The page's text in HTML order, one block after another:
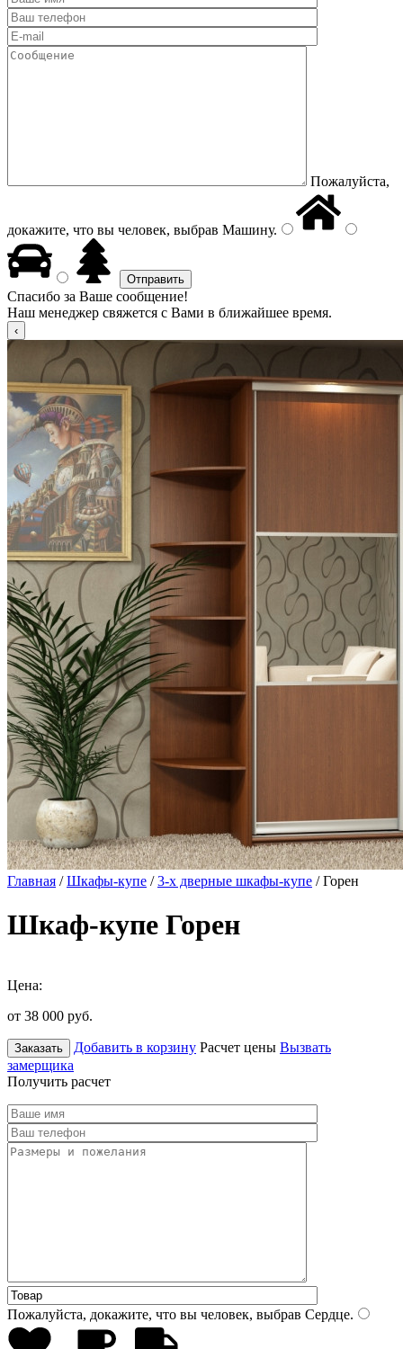
Пожалуйста,
докажите, что вы человек, выбрав Машину.
Спасибо за Ваше сообщение!
Наш менеджер свяжется с Вами в ближайшее время.
Главная /Шкафы-купе /3-х дверные шкафы-купе / Горен
Шкаф-купе Горен
Цена:
от 38 000 руб.
Заказать Добавить в корзину Расчет цены Вызвать
замерщика
Получить расчет
Пожалуйста, докажите, что вы человек, выбрав Сердце.